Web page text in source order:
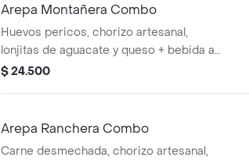
Arepa Montañera Combo
Huevos pericos, chorizo artesanal,
lonjitas de aguacate y queso + bebida a
elegir.
$ 24.500
Arepa Ranchera Combo
Carne desmechada, chorizo artesanal,